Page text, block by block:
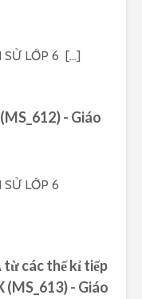
SỬ LỚP 6 […]
- Giáo
SỬ LỚP 6
từ các thế kỉ tiếp
(MS_613) - Giáo